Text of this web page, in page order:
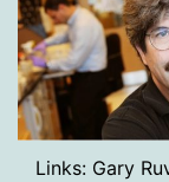
Links: Gary